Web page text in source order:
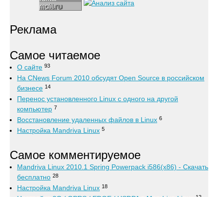
Реклама
Самое читаемое
О сайте 93
На CNews Forum 2010 обсудят Open Source в российском
бизнесе 14
Перенос установленного Linux с одного на другой
компьютер 7
Восстановление удаленных файлов в Linux 6
Настройка Mandriva Linux 5
Самое комментируемое
Mandriva Linux 2010.1 Spring Powerpack i586(x86) - Скачать
бесплатно 28
Настройка Mandriva Linux 18